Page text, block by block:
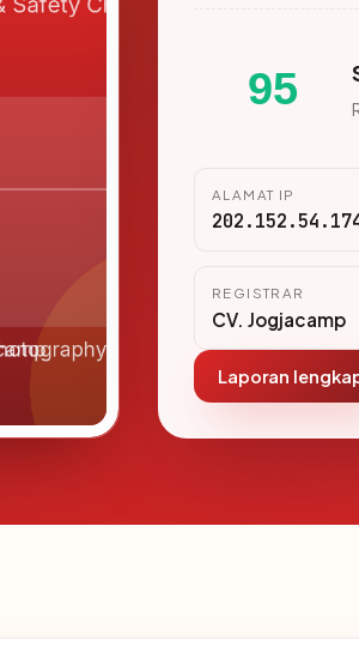
95
ALAMAT IP
REGISTRAR
CV. Jogjacamp
Laporan